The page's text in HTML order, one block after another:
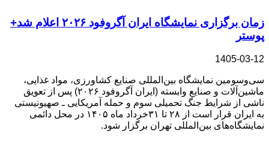
زمان برگزاری نمایشگاه ایران آگروفود ۲۰۲۶ اعلام شد+
پوستر
1405-03-12
سی‌وسومین نمایشگاه بین‌المللی صنایع کشاورزی، مواد غذایی،
ماشین‌آلات و صنایع وابسته (ایران آگروفود ۲۰۲۶) پس از تعویق
ناشی از شرایط جنگ تحمیلی سوم و حمله آمریکایی ـ صهیونیستی
به ایران قرار است از ۲۸ تا ۳۱خرداد ماه ۱۴۰۵ در محل دائمی
نمایشگاه‌های بین‌المللی تهران برگزار شود.